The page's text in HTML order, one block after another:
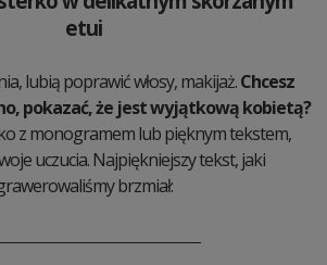
etui
lubią poprawić włosy, makijaż.Chcesz
pokazać, że jest wyjątkową kobietą?
z monogramem lub pięknym tekstem,
uczucia. Najpiękniejszy tekst, jaki
brzmiał: